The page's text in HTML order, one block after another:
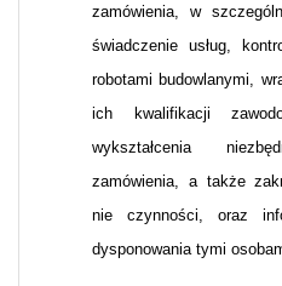
zamówienia, w
świadczenie usług,
robotami budowlanymi,
ich kwalifikacji
wykształcenia
zamówienia, a także
nie czynności, oraz
dysponowania tymi